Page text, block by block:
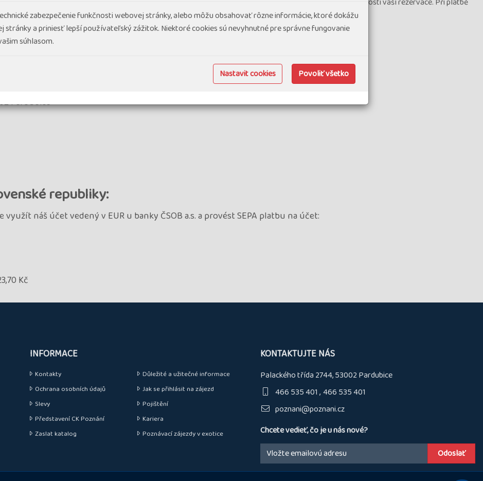
dohledání vaší platby.
ve kterém uvidíte již uhrazenou platbu za zálohu zájezdu.
pokyny zasíláme po úhradě doplatku, nejpozději týden před plánovaným odjezdem na zájezd.
Pardubice
republiky:
náš účet vedený v EUR u banky ČSOB a.s. a provést SEPA platbu na účet:
Kč
INFORMACE
Kontakty
Důležité a užitečné informace
Ochrana osobních údajů
Jak se přihlásit na zájezd
Slevy
Pojištění
Představení CK Poznání
Kariera
Zaslat katalog
Poznávací zájezdy v exotice
KONTAKTUJTE NÁS
Palackého třída 2744, 53002 Pardubice
466 535 401 466 535 401
poznani@poznani.cz
Chcete vedieť, čo je u nás nové?
Email:
zabezpečenie funkčnosti webovej stránky, alebo môžu obsahovať rôzne informácie, ktoré dokážu
a priniesť lepší používateľský zážitok. Niektoré cookies sú nevyhnutné pre správne fungovanie
súhlasom.
Nastavit cookies Povoliť všetko